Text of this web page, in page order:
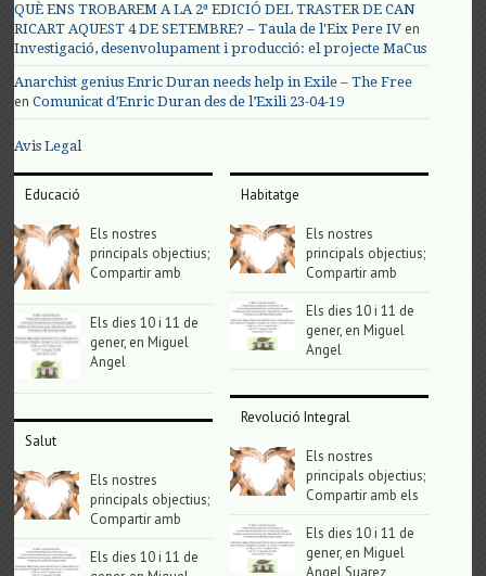
QUÈ ENS TROBAREM A LA 2ª EDICIÓ DEL TRASTER DE CAN
RICART AQUEST 4 DE SETEMBRE? – Taula de l'Eix Pere IV en
Investigació, desenvolupament i producció: el projecte MaCus
Anarchist genius Enric Duran needs help in Exile – The Free
enComunicat d’Enric Duran des de l’Exili 23-04-19
Avis Legal
Educació
Els nostres
principals objectius;
Compartir amb
Els dies 10 i 11 de
gener, en Miguel
Angel
Salut
Els nostres
principals objectius;
Compartir amb
Els dies 10 i 11 de
Habitatge
Els nostres
principals objectius;
Compartir amb
Els dies 10 i 11 de
gener, en Miguel
Angel
Revolució Integral
Els nostres
principals objectius;
Compartir amb els
Els dies 10 i 11 de
gener, en Miguel